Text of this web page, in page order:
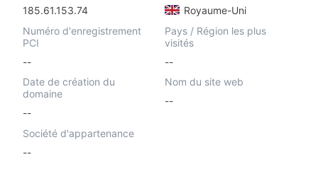
185.61.153.74
Royaume-Uni
Numéro d'enregistrement
PCI
--
Pays / Région les plus
visités
--
Date de création du
domaine
--
Nom du site web
--
Société d'appartenance
--